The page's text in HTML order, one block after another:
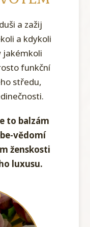
a zažij
a kdykoli
jakémkoli
funkční
středu,
to balzám
vědomí
ženskosti
luxusu.